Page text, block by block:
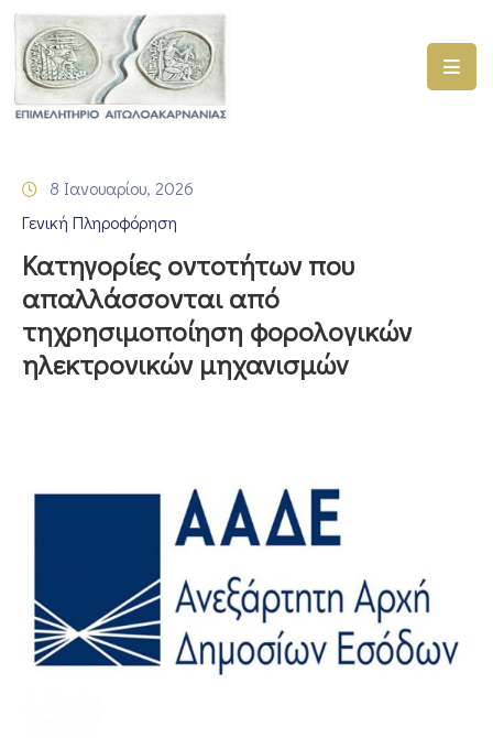
ΑΡΧΙΚΗ
ΓΕΜΗ
–
ΠΡΟΓΡΑΜΜΑΤΑ
ΕΠΙΜΕΛΗΤΗΡΙΟΥ
ΣΥΜΜΕΤΟΧΗ
8 Ιανουαρίου, 2026
Γενική Πληροφόρηση
Κατηγορίες οντοτήτων που
απαλλάσσονται από
τηχρησιμοποίηση φορολογικών
ηλεκτρονικών μηχανισμώv